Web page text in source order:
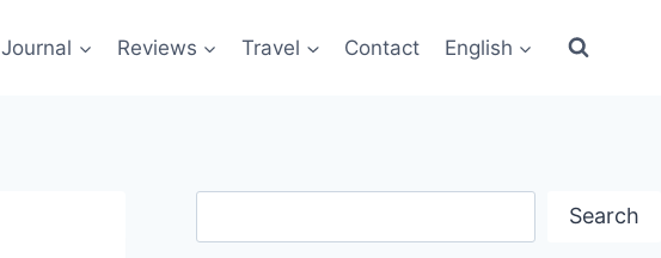
Journal Reviews Travel Contact English
Search